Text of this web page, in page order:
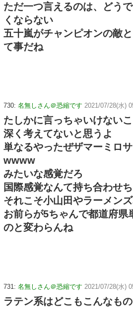
ただ一つ言えるのは、どう
くならない
五十嵐がチャンピオンの敵
て事だね
730: 名無しさん＠恐縮です 2021/07/28(水)
たしかに言っちゃいけない
深く考えてないと思うよ
単なるやったぜザマーミロ
wwww
みたいな感覚だろ
国際感覚なんて持ち合わせ
それこそ小山田やラーメン
お前らが5ちゃんで都道府県
のと変わらんね
731: 名無しさん＠恐縮です 2021/07/28(水)
ラテン系はどこもこんなも